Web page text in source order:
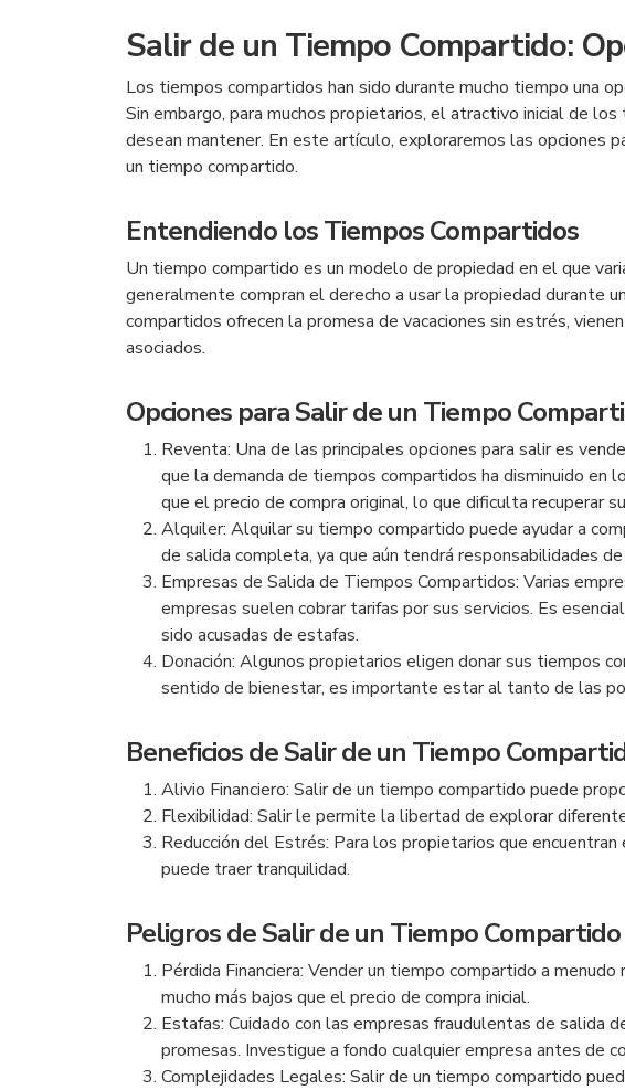
Salir de un Tiempo Compartido:
Los tiempos compartidos han sido durante mucho tiempo una
Sin embargo, para muchos propietarios, el atractivo inicial de
desean mantener. En este artículo, exploraremos las opciones
un tiempo compartido.
Entendiendo los Tiempos Compartidos
Un tiempo compartido es un modelo de propiedad en el que
generalmente compran el derecho a usar la propiedad durante
compartidos ofrecen la promesa de vacaciones sin estrés,
asociados.
Opciones para Salir de un Tiempo
Reventa: Una de las principales opciones para salir es
que la demanda de tiempos compartidos ha disminuido en
que el precio de compra original, lo que dificulta recuperar
Alquiler: Alquilar su tiempo compartido puede ayudar a
de salida completa, ya que aún tendrá responsabilidades
Empresas de Salida de Tiempos Compartidos: Varias
empresas suelen cobrar tarifas por sus servicios. Es
sido acusadas de estafas.
Donación: Algunos propietarios eligen donar sus tiempos
sentido de bienestar, es importante estar al tanto de las
Beneficios de Salir de un Tiempo
Alivio Financiero: Salir de un tiempo compartido puede
Flexibilidad: Salir le permite la libertad de explorar
Reducción del Estrés: Para los propietarios que
puede traer tranquilidad.
Peligros de Salir de un Tiempo Compartido
Pérdida Financiera: Vender un tiempo compartido a
mucho más bajos que el precio de compra inicial.
Estafas: Cuidado con las empresas fraudulentas de salida
promesas. Investigue a fondo cualquier empresa antes de
Complejidades Legales: Salir de un tiempo compartido